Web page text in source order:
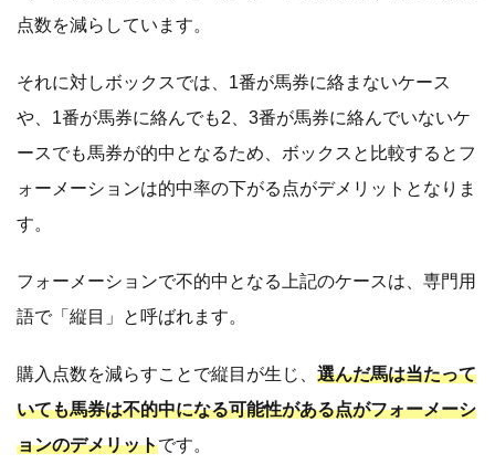
点数を減らしています。
それに対しボックスでは、1番が馬券に絡まないケース
や、1番が馬券に絡んでも2、3番が馬券に絡んでいないケ
ースでも馬券が的中となるため、ボックスと比較するとフ
ォーメーションは的中率の下がる点がデメリットとなりま
す。
フォーメーションで不的中となる上記のケースは、専門用
語で「縦目」と呼ばれます。
購入点数を減らすことで縦目が生じ、 選んだ馬は当たって
いても馬券は不的中になる可能性がある点がフォーメーシ
ョンのデメリットです。